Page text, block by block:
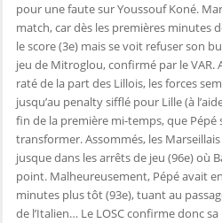
pour une faute sur Youssouf Koné.
match, car dès les premières minutes
le score (3e) mais se voit refuser son
jeu de Mitroglou, confirmé par le
raté de la part des Lillois, les forces
jusqu’au penalty sifflé pour Lille (à
fin de la première mi-temps, que Pépé
transformer. Assommés, les
jusque dans les arrêts de jeu (96e) où
point. Malheureusement, Pépé avait
minutes plus tôt (93e), tuant au
de l’Italien… Le LOSC confirme donc